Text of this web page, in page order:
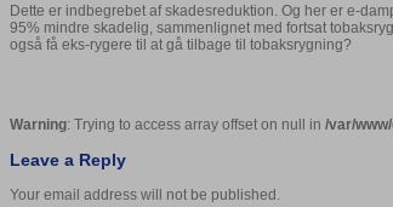
Dette er indbegrebet af skadesreduktion. Og her er e-
95% mindre skadelig, sammenlignet med fortsat
også få eks-rygere til at gå tilbage til tobaksrygning?
Warning: Trying to access array offset on null in /var/
Leave a Reply
Your email address will not be published.